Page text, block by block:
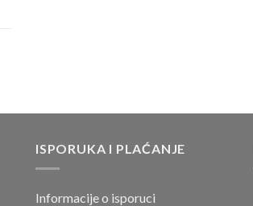
ISPORUKA I PLAĆANJE
Informacije o isporuci